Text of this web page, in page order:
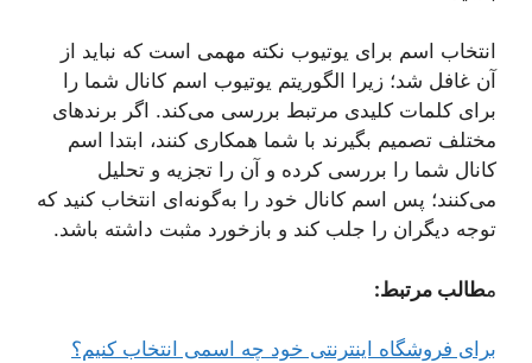
انتخاب اسم برای یوتیوب نکته مهمی است که نباید از
آن غافل شد؛ زیرا الگوریتم یوتیوب اسم کانال شما را
برای کلمات کلیدی مرتبط بررسی می‌کند. اگر برندهای
مختلف تصمیم بگیرند با شما همکاری کنند، ابتدا اسم
کانال شما را بررسی کرده و آن را تجزیه و تحلیل
می‌کنند؛ پس اسم کانال خود را به‌گونه‌ای انتخاب کنید که
توجه دیگران را جلب کند و بازخورد مثبت داشته باشد.
مطالب مرتبط:
برای فروشگاه اینترنتی خود چه اسمی انتخاب کنیم؟